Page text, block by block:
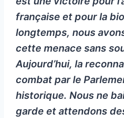
française et pour la
longtemps, nous
cette menace sans
Aujourd’hui, la
combat par le
historique. Nous ne
garde et attendons